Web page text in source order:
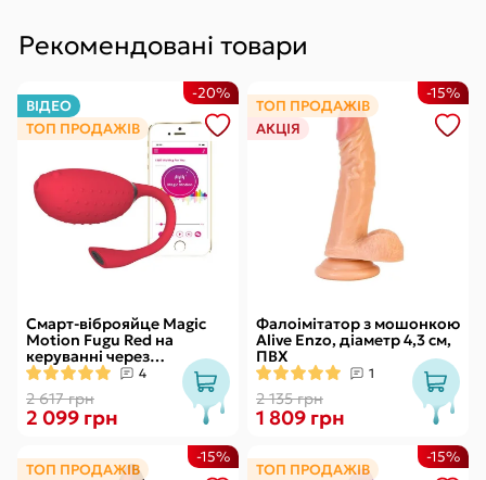
Рекомендовані товари
ВІДЕО
ТОП ПРОДАЖІВ
Смарт-віброяйце Magic
Motion Fugu Red на
керуванні через
смартфон, 9 режимів
вібрації
4
2 617 грн
-20%
2 099 грн
ТОП ПРОДАЖІВ
АКЦІЯ
Фалоімітатор з мошонкою
Alive Enzo, діаметр 4,3 см,
ПВХ
1
2 135 грн
-15%
1 809 грн
ТОП ПРОДАЖІВ
-15%
ТОП ПРОДАЖІВ
-15%